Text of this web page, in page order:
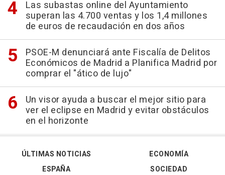
Las subastas online del Ayuntamiento
superan las 4.700 ventas y los 1,4 millones
de euros de recaudación en dos años
PSOE-M denunciará ante Fiscalía de Delitos
Económicos de Madrid a Planifica Madrid por
comprar el "ático de lujo"
Un visor ayuda a buscar el mejor sitio para
ver el eclipse en Madrid y evitar obstáculos
en el horizonte
ÚLTIMAS NOTICIAS
ESPAÑA
ECONOMÍA
SOCIEDAD